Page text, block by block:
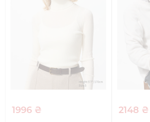
1996 ₴ 2148 ₴